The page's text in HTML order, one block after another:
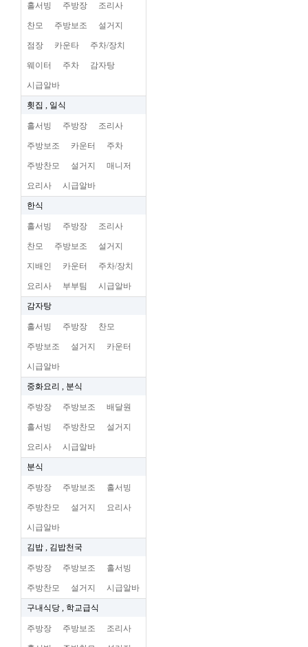
홀서빙 주방장 조리사
찬모 주방보조 설거지
점장 카운타 주차/장치
웨이터 주차 감자탕
시급알바
횟집 , 일식
홀서빙 주방장 조리사
주방보조 카운터 주차
주방찬모 설거지 매니저
요리사 시급알바
한식
홀서빙 주방장 조리사
찬모 주방보조 설거지
지배인 카운터 주차/장치
요리사 부부팀 시급알바
감자탕
홀서빙 주방장 찬모
주방보조 설거지 카운터
시급알바
중화요리 , 분식
주방장 주방보조 배달원
홀서빙 주방찬모 설거지
요리사 시급알바
분식
주방장 주방보조 홀서빙
주방찬모 설거지 요리사
시급알바
김밥 , 김밥천국
주방장 주방보조 홀서빙
주방찬모 설거지 시급알바
구내식당 , 학교급식
주방장 주방보조 조리사